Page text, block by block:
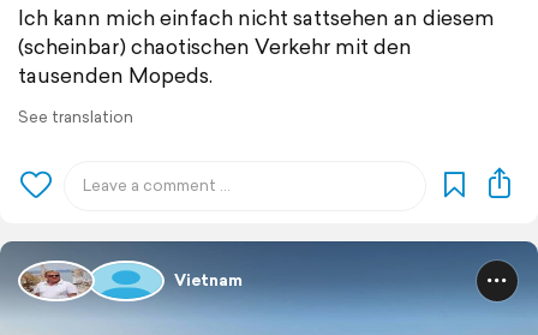
Ich kann mich einfach nicht sattsehen an diesem
(scheinbar) chaotischen Verkehr mit den
tausenden Mopeds.
See translation
Vietnam